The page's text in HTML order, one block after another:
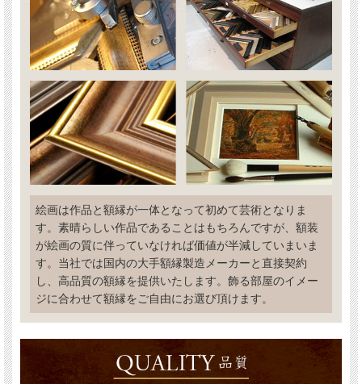
絵画は作品と額縁が一体となって初めて芸術となりま
す。素晴らしい作品であることはもちろんですが、額装
が絵画の質に伴っていなければ価値が半減していまいま
す。当社では国内の大手額縁製造メーカーと直接契約
し、高品質の額縁を提供いたします。飾る部屋のイメー
ジに合わせて額縁をご自由にお選び頂けます。